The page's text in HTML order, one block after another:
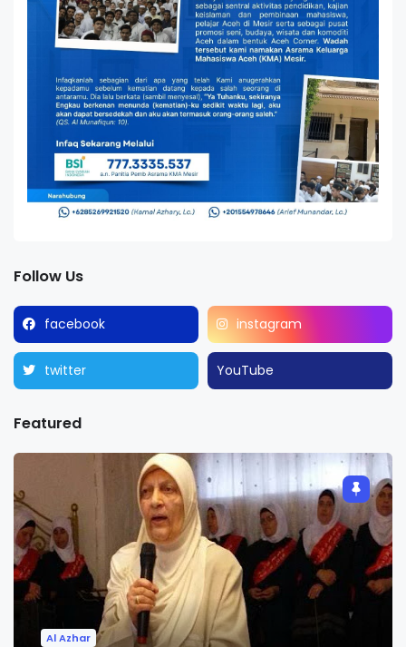
Follow Us
facebook instagram
twitter YouTube
Featured
Al Azhar